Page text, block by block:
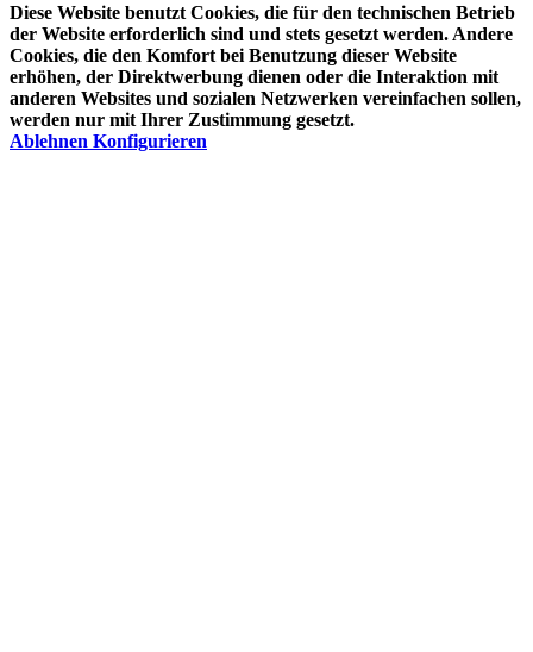
Diese Website benutzt Cookies, die für den technischen Betrieb
der Website erforderlich sind und stets gesetzt werden. Andere
Cookies, die den Komfort bei Benutzung dieser Website
erhöhen, der Direktwerbung dienen oder die Interaktion mit
anderen Websites und sozialen Netzwerken vereinfachen sollen,
werden nur mit Ihrer Zustimmung gesetzt.
Ablehnen Konfigurieren